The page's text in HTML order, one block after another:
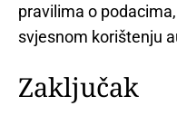
pravilima o
svjesnom korištenju
Zaključak